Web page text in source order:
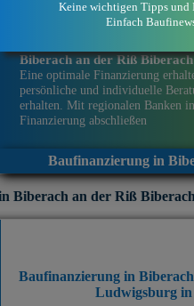
Biberach an der Riß Biberach
Eine optimale Finanzierung
persönliche und individuelle
erhalten. Mit regionalen Banken
Finanzierung abschließen
Baufinanzierung in
Riß Biberach: +++
Keine wichtigen Tipps und
Einfach
Baufinanzierung in
Ludwigsburgin